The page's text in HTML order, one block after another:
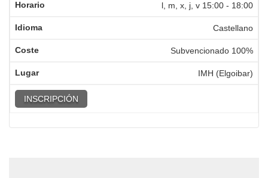
l, m, x, j, v 15:00 - 18:00
Castellano
Subvencionado 100%
IMH (Elgoibar)
INSCRIPCIÓN